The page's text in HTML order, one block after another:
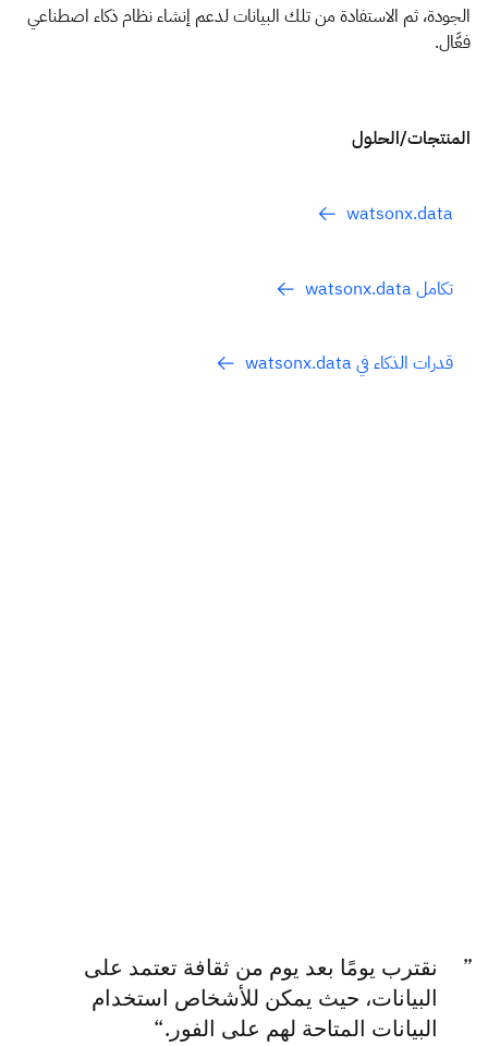
الجودة، ثم الاستفادة من تلك البيانات لدعم إنشاء نظام ذكاء اصطناعي
فعَّال.
المنتجات/الحلول
watsonx.data
تكامل watsonx.data
قدرات الذكاء في watsonx.data
نقترب يومًا بعد يوم من ثقافة تعتمد على
البيانات، حيث يمكن للأشخاص استخدام
البيانات المتاحة لهم على الفور.